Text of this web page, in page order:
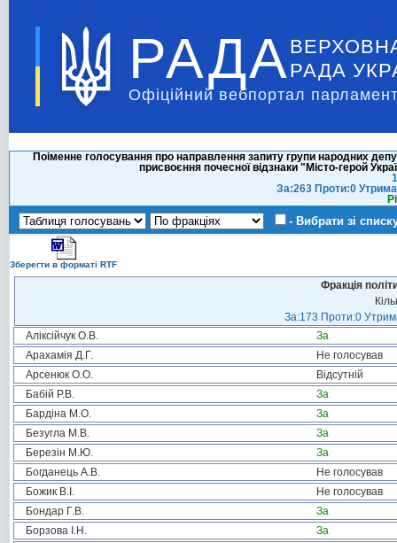
РАДА РАДА
Офіційний вебпортал
Поіменне голосування про направлення запиту групи народних
присвоєння почесної відзнаки "Місто-герой
За:263 Проти:0
- Вибрати зі
Зберегти в форматі RTF
Фракція
За:173 Проти:0
Аліксійчук О.В.
За
Арахамія Д.Г.
Не голосував
Арсенюк О.О.
Відсутній
Бабій Р.В.
За
Бардіна М.О.
За
Безугла М.В.
За
Березін М.Ю.
За
Богданець А.В.
Не голосував
Божик В.І.
Не голосував
Бондар Г.В.
За
Борзова І.Н.
За